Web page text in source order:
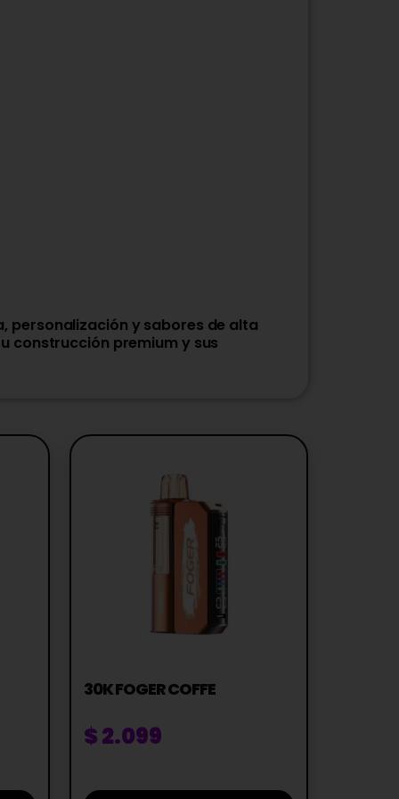
personalización y sabores de alta
construcción premium y sus
30K FOGER COFFE
$2.099